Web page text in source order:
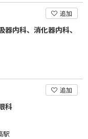
追加
内科、消化器内科、
追加
科
駅